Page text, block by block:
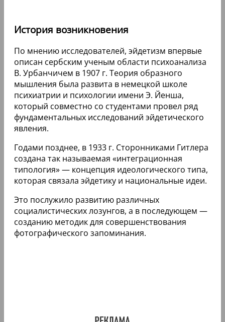
История возникновения
По мнению исследователей, эйдетизм впервые
описан сербским ученым области психоанализа
В. Урбанчичем в 1907 г. Теория образного
мышления была развита в немецкой школе
психиатрии и психологии имени Э. Йенша,
который совместно со студентами провел ряд
фундаментальных исследований эйдетического
явления.
Годами позднее, в 1933 г. Сторонниками Гитлера
создана так называемая «интеграционная
типология» — концепция идеологического типа,
которая связала эйдетику и национальные идеи.
Это послужило развитию различных
социалистических лозунгов, а в последующем —
созданию методик для совершенствования
фотографического запоминания.